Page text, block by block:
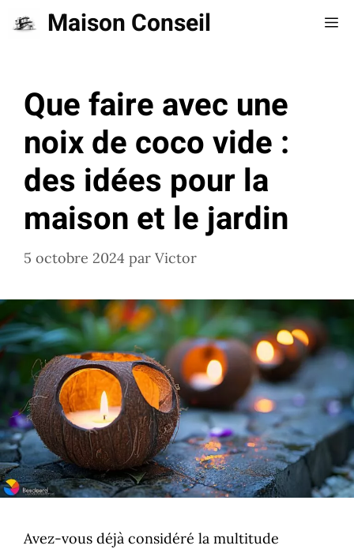
Aller
Maison Conseil
Que faire avec une
noix de coco vide :
des idées pour la
maison et le jardin
5 octobre 2024 par Victor
Avez-vous déjà considéré la multitude